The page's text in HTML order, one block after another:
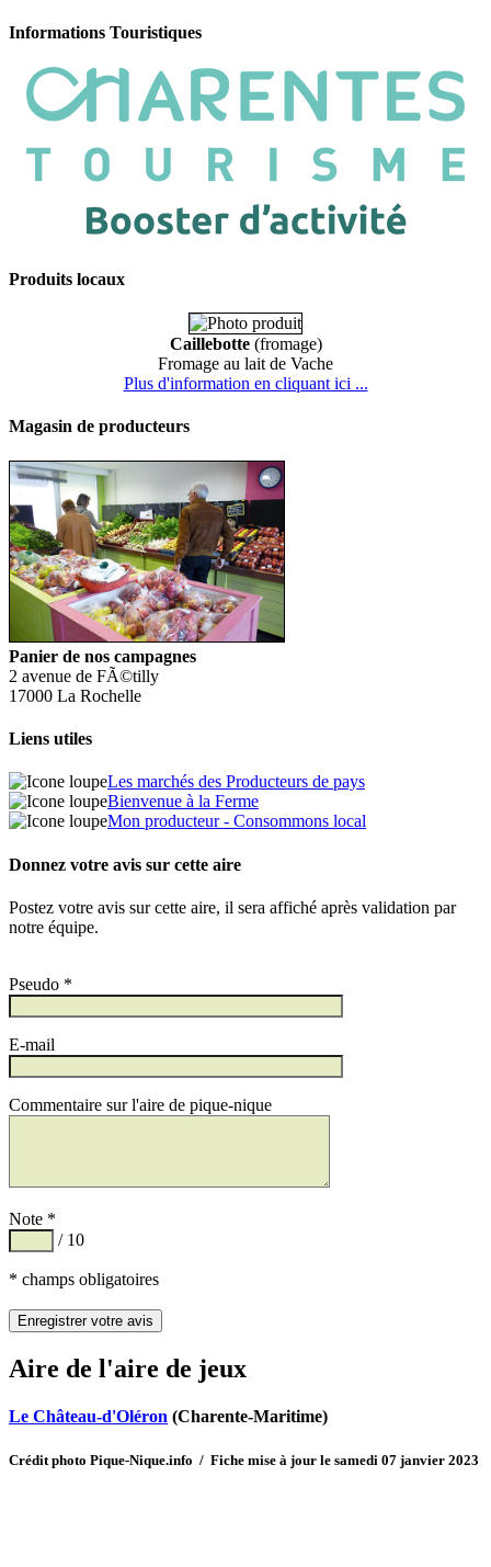
Informations Touristiques
Produits locaux
Caillebotte(fromage)
Fromage au lait de Vache
Plus d'information en cliquant ici ...
Magasin de producteurs
Panier de nos campagnes
2 avenue de FÃ©tilly
17000 La Rochelle
Liens utiles
Les marchés des Producteurs de pays
Bienvenue à la Ferme
Mon producteur - Consommons local
Donnez votre avis sur cette aire
Postez votre avis sur cette aire, il sera affiché après validation par
notre équipe.
Pseudo *
E-mail
Commentaire sur l'aire de pique-nique
Note *
/ 10
* champs obligatoires
Aire de l'aire de jeux
Le Château-d'Oléron (Charente-Maritime)
Crédit photo Pique-Nique.info / Fiche mise à jour le samedi 07 janvier 2023